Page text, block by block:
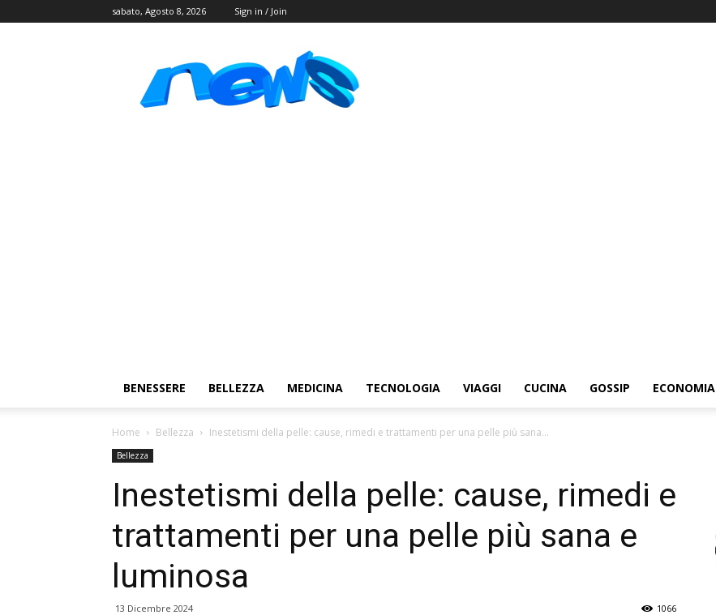
sabato, Agosto 8, 2026 Sign in / Join
BENESSERE BELLEZZA MEDICINA TECNOLOGIA VIAGGI CUCINA GOSSIP ECONOMIA
Home Bellezza Inestetismi della pelle: cause, rimedi e trattamenti per una pelle più sana...
Bellezza
Inestetismi della pelle: cause, rimedi e
trattamenti per una pelle più sana e
luminosa
13 Dicembre 2024 1066